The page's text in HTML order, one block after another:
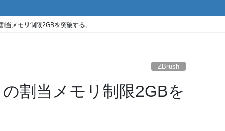
当メモリ制限2GBを突破する。
ZBrush
割当メモリ制限2GBを